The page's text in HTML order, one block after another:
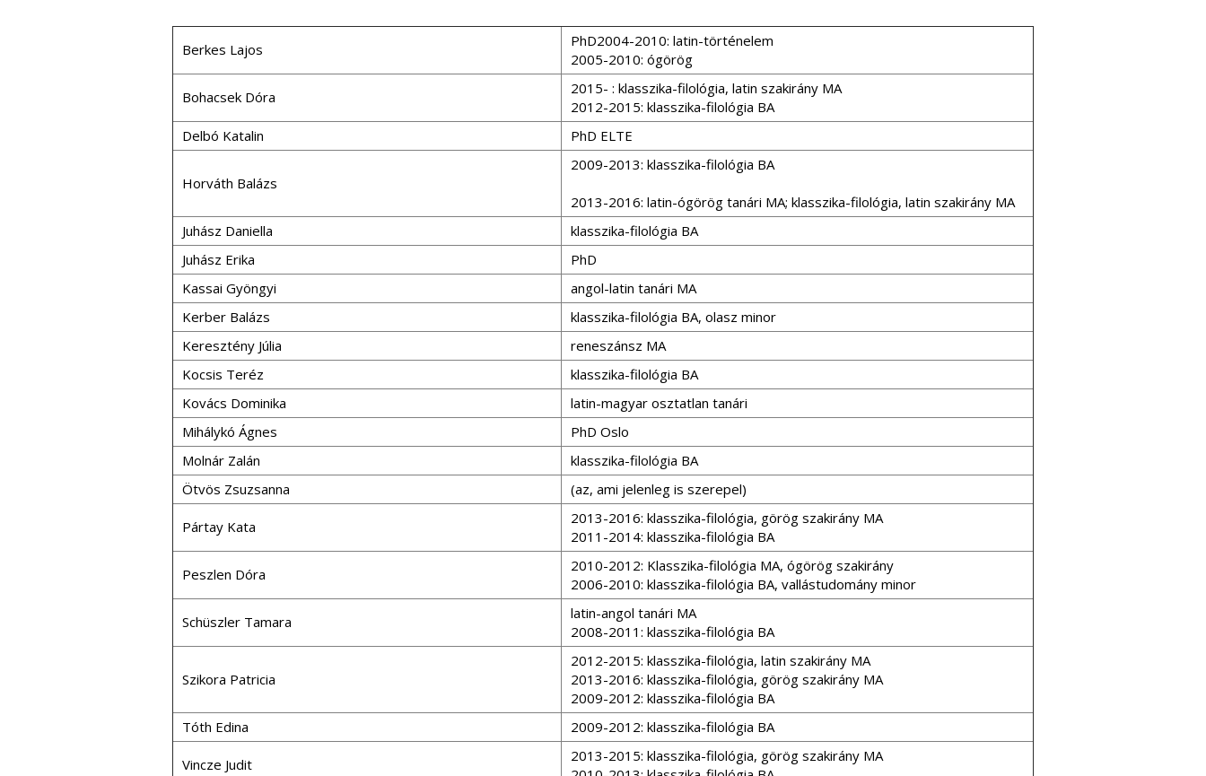
Berkes Lajos
PhD2004-2010: latin-történelem
2005-2010: ógörög
Bohacsek Dóra
2015- : klasszika-filológia, latin szakirány MA
2012-2015: klasszika-filológia BA
Delbó Katalin
PhD ELTE
Horváth Balázs
2009-2013: klasszika-filológia BA
2013-2016: latin-ógörög tanári MA; klasszika-filológia, latin szakirány MA
Juhász Daniella
klasszika-filológia BA
Juhász Erika
PhD
Kassai Gyöngyi
angol-latin tanári MA
Kerber Balázs
klasszika-filológia BA, olasz minor
Keresztény Júlia
reneszánsz MA
Kocsis Teréz
klasszika-filológia BA
Kovács Dominika
latin-magyar osztatlan tanári
Mihálykó Ágnes
PhD Oslo
Molnár Zalán
klasszika-filológia BA
Ötvös Zsuzsanna
(az, ami jelenleg is szerepel)
Pártay Kata
2013-2016: klasszika-filológia, görög szakirány MA
2011-2014: klasszika-filológia BA
Peszlen Dóra
2010-2012: Klasszika-filológia MA, ógörög szakirány
2006-2010: klasszika-filológia BA, vallástudomány minor
Schüszler Tamara
latin-angol tanári MA
2008-2011: klasszika-filológia BA
Szikora Patricia
2012-2015: klasszika-filológia, latin szakirány MA
2013-2016: klasszika-filológia, görög szakirány MA
2009-2012: klasszika-filológia BA
Tóth Edina
2009-2012: klasszika-filológia BA
Vincze Judit
2013-2015: klasszika-filológia, görög szakirány MA